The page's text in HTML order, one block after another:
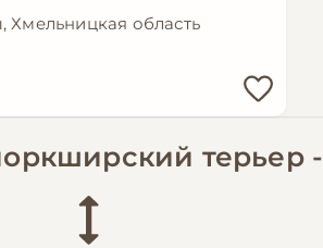
Хмельницкая область
терьер